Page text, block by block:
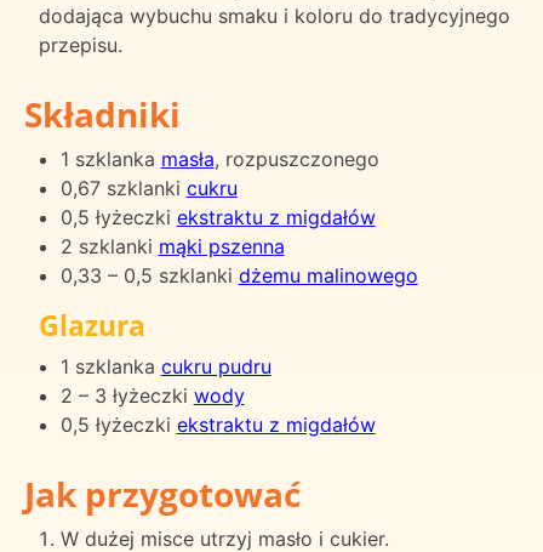
dodająca wybuchu smaku i koloru do tradycyjnego
przepisu.
Składniki
1 szklanka masła, rozpuszczonego
0,67 szklanki cukru
0,5 łyżeczki ekstraktu z migdałów
2 szklanki mąki pszenna
0,33 – 0,5 szklanki dżemu malinowego
Glazura
1 szklanka cukru pudru
2 – 3 łyżeczki wody
0,5 łyżeczki ekstraktu z migdałów
Jak przygotować
W dużej misce utrzyj masło i cukier.